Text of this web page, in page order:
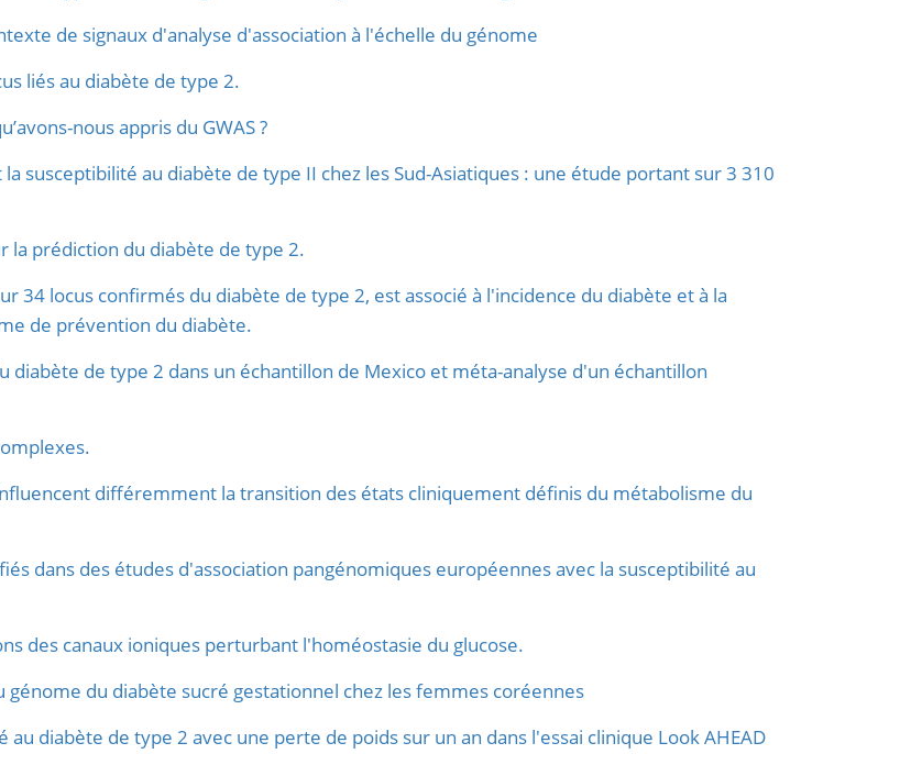
de signaux d'analyse d'association à l'échelle du génome
liés au diabète de type 2.
nous appris du GWAS ?
susceptibilité au diabète de type II chez les Sud-Asiatiques : une étude portant sur 3 310
la prédiction du diabète de type 2.
34 locus confirmés du diabète de type 2, est associé à l'incidence du diabète et à la
de prévention du diabète.
diabète de type 2 dans un échantillon de Mexico et méta-analyse d'un échantillon
différemment la transition des états cliniquement définis du métabolisme du
dans des études d'association pangénomiques européennes avec la susceptibilité au
des canaux ioniques perturbant l'homéostasie du glucose.
génome du diabète sucré gestationnel chez les femmes coréennes
au diabète de type 2 avec une perte de poids sur un an dans l'essai clinique Look AHEAD